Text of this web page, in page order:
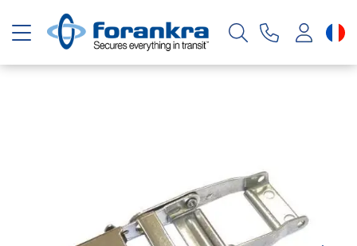
Basculer la navigation